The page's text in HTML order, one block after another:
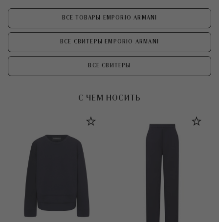
ВСЕ ТОВАРЫ EMPORIO ARMANI
ВСЕ СВИТЕРЫ EMPORIO ARMANI
ВСЕ СВИТЕРЫ
С ЧЕМ НОСИТЬ